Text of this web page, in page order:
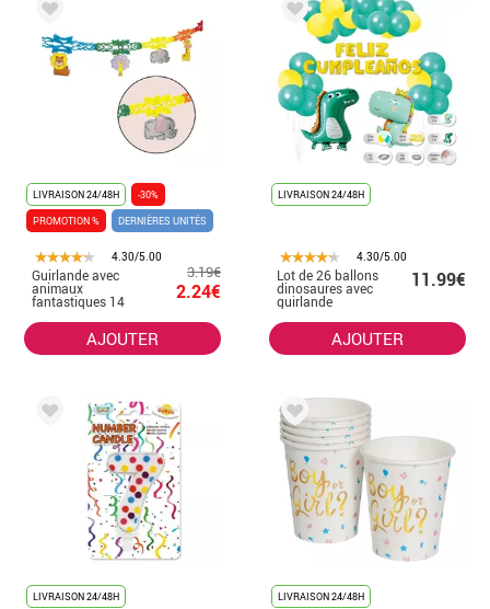
LIVRAISON 24/48H
-30%
PROMOTION %
DERNIÈRES UNITÉS
4.30/5.00
Guirlande avec
animaux
fantastiques 14
cm x 2 m.
3.19€
2.24€
AJOUTER
LIVRAISON 24/48H
4.30/5.00
Lot de 26 ballons
dinosaures avec
guirlande
« Joyeux
anniversaire »
11.99€
AJOUTER
LIVRAISON 24/48H
LIVRAISON 24/48H